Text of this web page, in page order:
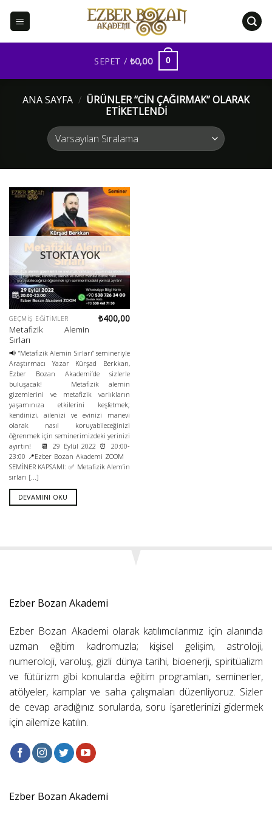
SEPET / ₺0,00 0
ANA SAYFA / ÜRÜNLER “CIN ÇAĞIRMAK” OLARAK
ETIKETLENDI
STOKTA YOK
GEÇMIŞ EĞITIMLER
Metafizik Alemin
Sırları
₺400,00
📢 “Metafizik Alemin Sırları” semineriyle
Araştırmacı Yazar Kürşad Berkkan,
Ezber Bozan Akademi’de sizlerle
buluşacak! Metafizik alemin
gizemlerini ve metafizik varlıkların
yaşamınıza etkilerini keşfetmek;
kendinizi, ailenizi ve evinizi manevi
olarak nasıl koruyabileceğinizi
öğrenmek için seminerimizdeki yerinizi
ayırtın! 📆 29 Eylül 2022 ⏰ 20:00-
23:00 📍Ezber Bozan Akademi ZOOM
SEMİNER KAPSAMI: ✅ Metafizik Alem’in
sırları [...]
DEVAMINI OKU
Ezber Bozan Akademi
Ezber Bozan Akademi olarak katılımcılarımız için alanında
uzman eğitim kadromuzla; kişisel gelişim, astroloji,
numeroloji, varoluş, gizli dünya tarihi, bioenerji, spiritüalizm
ve fütürizm gibi konularda eğitim programları, seminerler,
atölyeler, kamplar ve saha çalışmaları düzenliyoruz. Sizler
de cevap aradığınız sorularda, soru işaretlerinizi gidermek
için ailemize katılın.
Ezber Bozan Akademi